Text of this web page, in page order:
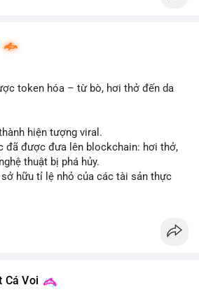
token hóa – từ bò, hơi thở đến da
hiện tượng viral.
đã được đưa lên blockchain: hơi thở,
thuật bị phá hủy.
hữu tỉ lệ nhỏ của các tài sản thực
đức và bảo mật đang được đặt ra.
Cá Voi